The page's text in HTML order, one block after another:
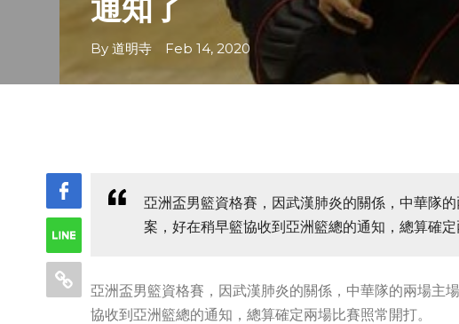
通知了
By 道明寺 Feb 14, 2020
亞洲盃男籃資格賽，因武漢肺炎的關係，中華隊
案，好在稍早籃協收到亞洲籃總的通知，總算確定
亞洲盃男籃資格賽，因武漢肺炎的關係，中華隊的兩場主
協收到亞洲籃總的通知，總算確定兩場比賽照常開打。